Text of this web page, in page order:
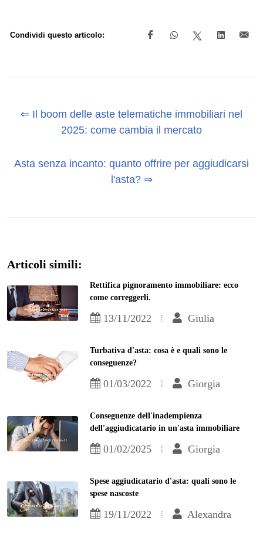
Condividi questo articolo:
⇐ Il boom delle aste telematiche immobiliari nel
2025: come cambia il mercato
Asta senza incanto: quanto offrire per aggiudicarsi
l'asta? ⇒
Articoli simili:
Rettifica pignoramento immobiliare: ecco
come correggerli.
13/11/2022 Giulia
Turbativa d'asta: cosa è e quali sono le
conseguenze?
01/03/2022 Giorgia
Conseguenze dell'inadempienza
dell'aggiudicatario in un'asta immobiliare
01/02/2025 Giorgia
Spese aggiudicatario d'asta: quali sono le
spese nascoste
19/11/2022 Alexandra